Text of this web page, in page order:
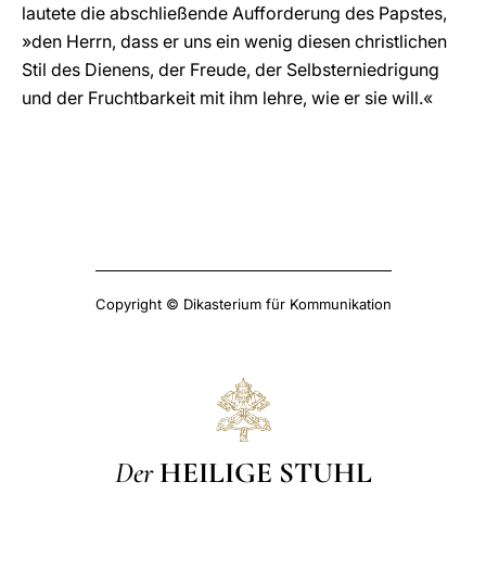
lautete die abschließende Aufforderung des Papstes,
»den Herrn, dass er uns ein wenig diesen christlichen
Stil des Dienens, der Freude, der Selbsterniedrigung
und der Fruchtbarkeit mit ihm lehre, wie er sie will.«
Copyright © Dikasterium für Kommunikation
Der HEILIGE STUHL